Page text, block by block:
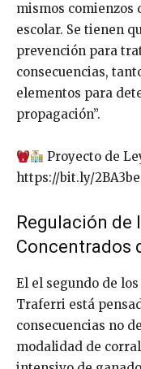
mismos comienzos
escolar. Se tienen
prevención para
consecuencias,
elementos para
propagación”.
Proyecto de
https://bit.ly/
Regulación de
Concentrados
El el segundo de
Traferri está
consecuencias no
modalidad de